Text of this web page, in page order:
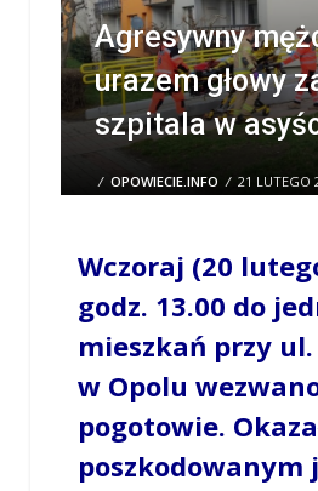
Agresywny
urazem głowy
szpitala w
/ OPOWIECIE.INFO / 21 LUTEGO
0 COMMENTS
Wczoraj (20
godz. 13.00 do
mieszkań przy
w Opolu
pogotowie.
poszkodowanym